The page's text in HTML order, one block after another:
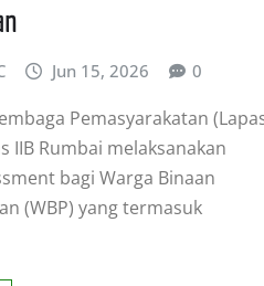
Jun 15, 2026 0
Pemasyarakatan
IIB Rumbai melaksanakan
bagi Warga Binaan
(WBP) yang termasuk